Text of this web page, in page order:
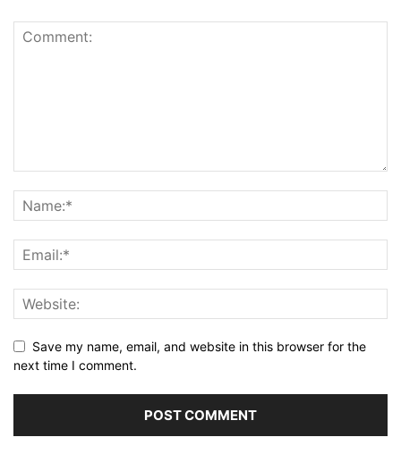
Save my name, email, and website in this browser for the
next time I comment.